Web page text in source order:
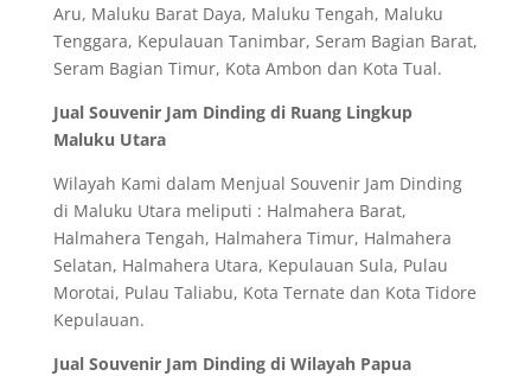
Aru, Maluku Barat Daya, Maluku Tengah, Maluku
Tenggara, Kepulauan Tanimbar, Seram Bagian Barat,
Seram Bagian Timur, Kota Ambon dan Kota Tual.
Jual Souvenir Jam Dinding di Ruang Lingkup
Maluku Utara
Wilayah Kami dalam Menjual Souvenir Jam Dinding
di Maluku Utara meliputi : Halmahera Barat,
Halmahera Tengah, Halmahera Timur, Halmahera
Selatan, Halmahera Utara, Kepulauan Sula, Pulau
Morotai, Pulau Taliabu, Kota Ternate dan Kota Tidore
Kepulauan.
Jual Souvenir Jam Dinding di Wilayah Papua